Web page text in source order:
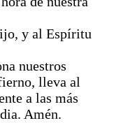
y al Espíritu
nuestros
lleva al
a las más
Amén.